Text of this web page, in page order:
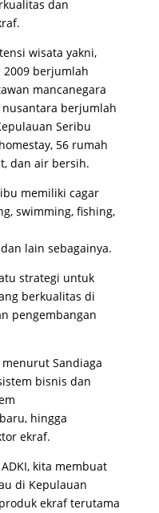
dan
wisata yakni,
berjumlah
mancanegara
berjumlah
Seribu
56 rumah
dan air bersih.
memiliki cagar
swimming, fishing,
lain sebagainya.
strategi untuk
berkualitas di
pengembangan
Sandiaga
bisnis dan
hingga
ekraf.
kita membuat
di Kepulauan
ekraf terutama